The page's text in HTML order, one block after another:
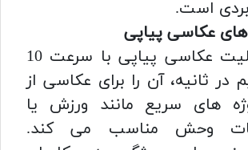
است.
عکاسی پیاپی
قابلیت عکاسی پیاپی با سرعت 10
در ثانیه، آن را برای عکاسی از
های سریع مانند ورزش یا
وحش مناسب می کند.